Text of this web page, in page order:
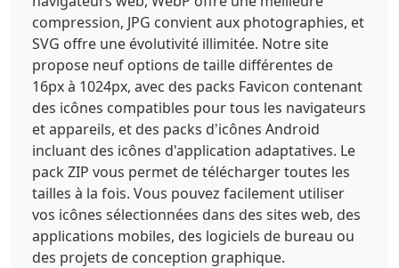
compression, JPG convient aux photographies, et
SVG offre une évolutivité illimitée. Notre site
propose neuf options de taille différentes de
16px à 1024px, avec des packs Favicon contenant
des icônes compatibles pour tous les navigateurs
et appareils, et des packs d'icônes Android
incluant des icônes d'application adaptatives. Le
pack ZIP vous permet de télécharger toutes les
tailles à la fois. Vous pouvez facilement utiliser
vos icônes sélectionnées dans des sites web, des
applications mobiles, des logiciels de bureau ou
des projets de conception graphique.